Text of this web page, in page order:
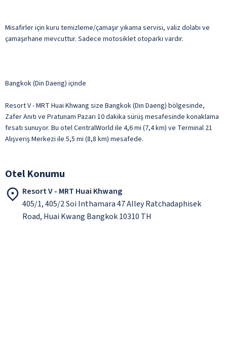
Misafirler için kuru temizleme/çamaşır yıkama servisi, valiz dolabı ve
çamaşırhane mevcuttur. Sadece motosiklet otoparkı vardır.
Bangkok (Din Daeng) içinde
Resort V - MRT Huai Khwang size Bangkok (Din Daeng) bölgesinde,
Zafer Anıtı ve Pratunam Pazarı 10 dakika sürüş mesafesinde konaklama
fırsatı sunuyor. Bu otel CentralWorld ile 4,6 mi (7,4 km) ve Terminal 21
Alışveriş Merkezi ile 5,5 mi (8,8 km) mesafede.
Otel Konumu
Resort V - MRT Huai Khwang
405/1, 405/2 Soi Inthamara 47 Alley Ratchadaphisek
Road, Huai Kwang Bangkok 10310 TH